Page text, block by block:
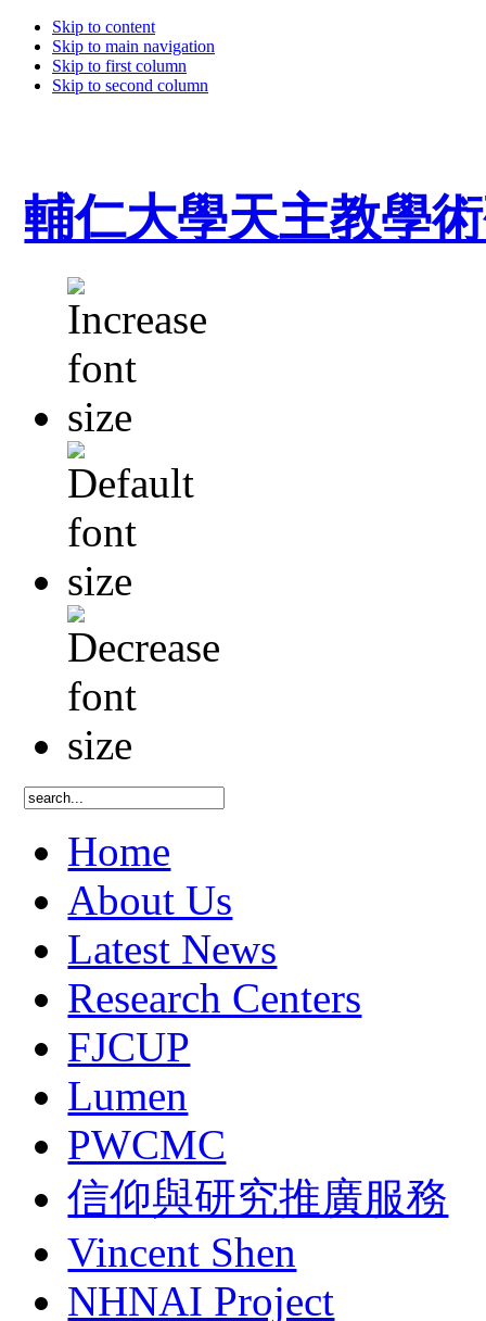
Skip to content
Skip to main navigation
Skip to first column
Skip to second column
輔仁大學天主教學
Home
About Us
Latest News
Research Centers
FJCUP
Lumen
PWCMC
信仰與研究推廣服務
Vincent Shen
NHNAI Project